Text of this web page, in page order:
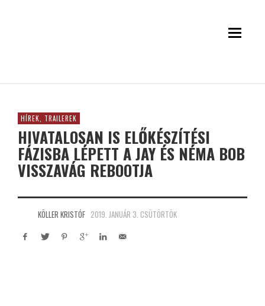
HÍREK, TRAILEREK
HIVATALOSAN IS ELŐKÉSZÍTÉSI
FÁZISBA LÉPETT A JAY ÉS NÉMA BOB
VISSZAVÁG REBOOTJA
KÖLLER KRISTÓF 2019. JANUÁR 3. CSÜTÖRTÖK